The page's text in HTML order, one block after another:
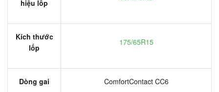
hiệu lốp
Kích thước
lốp
175/65R15
Dòng gai ComfortContact CC6